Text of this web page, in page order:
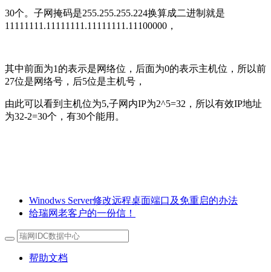
30个。子网掩码是255.255.255.224换算成二进制就是
11111111.11111111.11111111.11100000，
其中前面为1的表示是网络位，后面为0的表示主机位，所以前
27位是网络号，后5位是主机号，
由此可以看到主机位为5,子网内IP为2^5=32，所以有效IP地址
为32-2=30个，有30个能用。
Winodws Server修改远程桌面端口及免重启的办法
给瑞网老客户的一份信！
帮助文档